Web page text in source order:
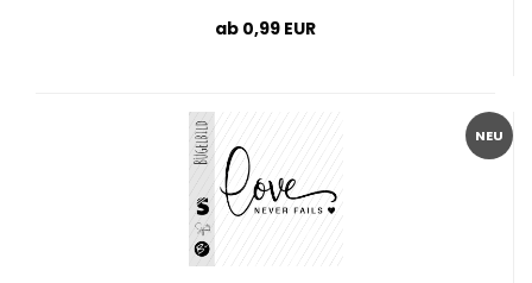
ab 0,99 EUR
NEU